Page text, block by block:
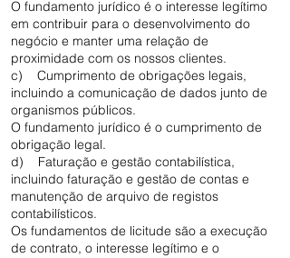
O fundamento jurídico é o interesse legítimo
em contribuir para o desenvolvimento do
negócio e manter uma relação de
proximidade com os nossos clientes.
c) Cumprimento de obrigações legais,
incluindo a comunicação de dados junto de
organismos públicos.
O fundamento jurídico é o cumprimento de
obrigação legal.
d) Faturação e gestão contabilística,
incluindo faturação e gestão de contas e
manutenção de arquivo de registos
contabilísticos.
Os fundamentos de licitude são a execução
de contrato, o interesse legítimo e o